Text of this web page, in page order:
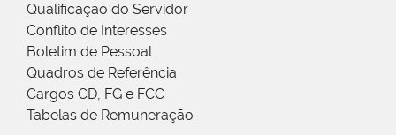
Qualificação do Servidor
Conflito de Interesses
Boletim de Pessoal
Quadros de Referência
Cargos CD, FG e FCC
Tabelas de Remuneração